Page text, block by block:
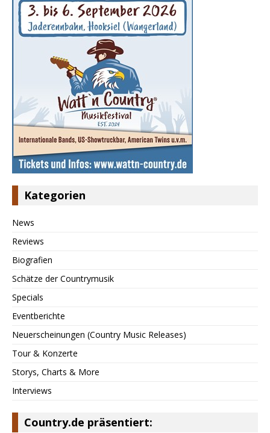
Kategorien
News
Reviews
Biografien
Schätze der Countrymusik
Specials
Eventberichte
Neuerscheinungen (Country Music Releases)
Tour & Konzerte
Storys, Charts & More
Interviews
Country.de präsentiert: